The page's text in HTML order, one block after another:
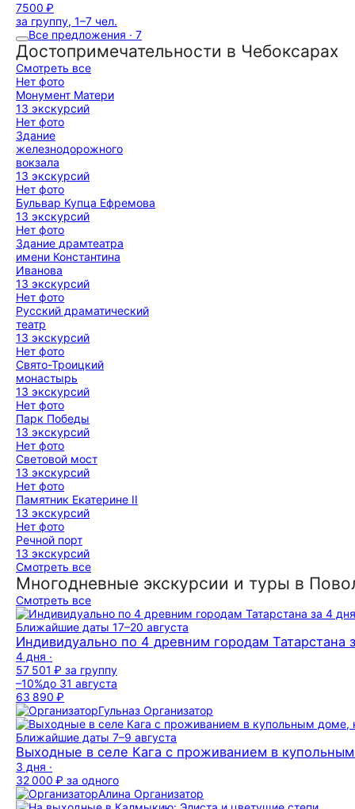
7500 ₽
за группу, 1–7 чел.
Все предложения · 7
Достопримечательности в Чебоксарах
Смотреть все
Нет фото
Монумент Матери
13 экскурсий
Нет фото
Здание
железнодорожного
вокзала
13 экскурсий
Нет фото
Бульвар Купца Ефремова
13 экскурсий
Нет фото
Здание драмтеатра
имени Константина
Иванова
13 экскурсий
Нет фото
Русский драматический
театр
13 экскурсий
Нет фото
Свято-Троицкий
монастырь
13 экскурсий
Нет фото
Парк Победы
13 экскурсий
Нет фото
Световой мост
13 экскурсий
Нет фото
Памятник Екатерине II
13 экскурсий
Нет фото
Речной порт
13 экскурсий
Смотреть все
Многодневные экскурсии и туры в
Смотреть все
Ближайшие даты 17–20 августа
Индивидуально по 4 древним городам Татарстана
4 дня ·
57 501 ₽ за группу
–10%до 31 августа
63 890 ₽
Гульназ Организатор
Ближайшие даты 7–9 августа
Выходные в селе Кага с проживанием в
3 дня ·
32 000 ₽ за одного
Алина Организатор